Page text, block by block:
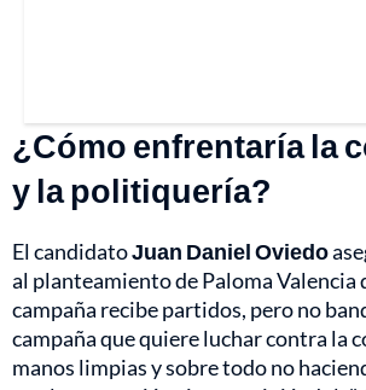
¿Cómo enfrentaría la
y la politiquería?
El candidatoJuan Daniel Oviedo
al planteamiento de Paloma Valencia
campaña recibe partidos, pero no
campaña que quiere luchar contra la
manos limpias y sobre todo no